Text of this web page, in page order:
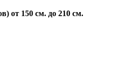
от 150 см. до 210 см.